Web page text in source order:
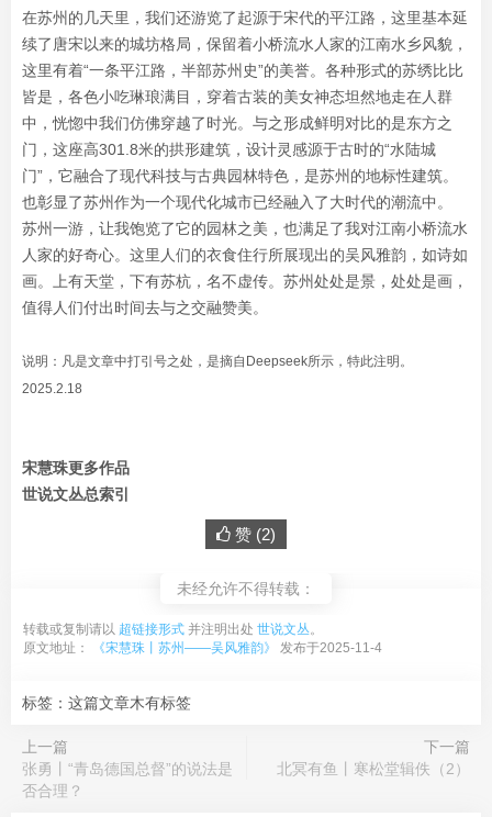
在苏州的几天里，我们还游览了起源于宋代的平江路，这里基本延
续了唐宋以来的城坊格局，保留着小桥流水人家的江南水乡风貌，
这里有着“一条平江路，半部苏州史”的美誉。各种形式的苏绣比比
皆是，各色小吃琳琅满目，穿着古装的美女神态坦然地走在人群
中，恍惚中我们仿佛穿越了时光。与之形成鲜明对比的是东方之
门，这座高301.8米的拱形建筑，设计灵感源于古时的“水陆城
门”，它融合了现代科技与古典园林特色，是苏州的地标性建筑。
也彰显了苏州作为一个现代化城市已经融入了大时代的潮流中。
苏州一游，让我饱览了它的园林之美，也满足了我对江南小桥流水
人家的好奇心。这里人们的衣食住行所展现出的吴风雅韵，如诗如
画。上有天堂，下有苏杭，名不虚传。苏州处处是景，处处是画，
值得人们付出时间去与之交融赞美。
说明：凡是文章中打引号之处，是摘自Deepseek所示，特此注明。
2025.2.18
宋慧珠更多作品
世说文丛总索引
赞 (2)
未经允许不得转载：
转载或复制请以 超链接形式 并注明出处 世说文丛。
原文地址：
《宋慧珠丨苏州——吴风雅韵》 发布于2025-11-4
标签：这篇文章木有标签
上一篇
张勇丨“青岛德国总督”的说法是
否合理？
下一篇
北冥有鱼丨寒松堂辑佚（2）